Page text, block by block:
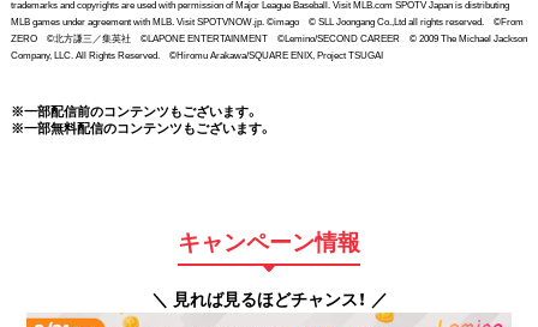
trademarks and copyrights are used with permission of Major League Baseball. Visit MLB.com SPOTV Japan is distributing
MLB games under agreement with MLB. Visit SPOTVNOW.jp. ©imago © SLL Joongang Co.,Ltd all rights reserved. ©From
ZERO ©北方謙三／集英社 ©LAPONE ENTERTAINMENT ©Lemino/SECOND CAREER © 2009 The Michael Jackson
Company, LLC. All Rights Reserved. ©Hiromu Arakawa/SQUARE ENIX, Project TSUGAI
※一部配信前のコンテンツもございます。
※一部無料配信のコンテンツもございます。
キャンペーン情報
＼ 見れば見るほどチャンス！ ／